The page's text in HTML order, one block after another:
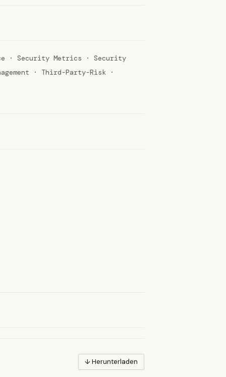
· Security Metrics · Security
· Third-Party-Risk ·
↓ Herunterladen